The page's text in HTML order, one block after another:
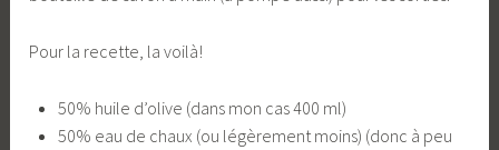
Pour la recette, la voilà!
50% huile d’olive (dans mon cas 400 ml)
50% eau de chaux (ou légèrement moins) (donc à peu